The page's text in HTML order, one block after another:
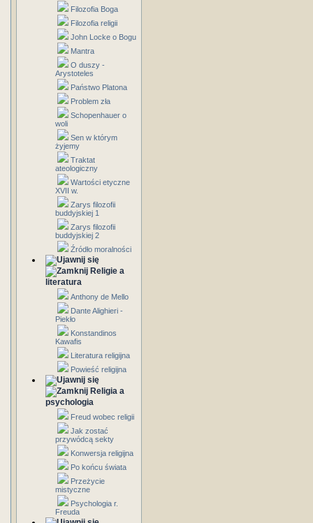
Filozofia Boga
Filozofia religii
John Locke o Bogu
Mantra
O duszy -
Arystoteles
Państwo Platona
Problem zła
Schopenhauer o
woli
Sen w którym
żyjemy
Traktat
ateologiczny
Wartości etyczne
XVII w.
Zarys filozofii
buddyjskiej 1
Zarys filozofii
buddyjskiej 2
Źródło moralności
Religie a
literatura
Anthony de Mello
Dante Alighieri -
Piekło
Konstandinos
Kawafis
Literatura religijna
Powieść religijna
Religia a
psychologia
Freud wobec religii
Jak zostać
przywódcą sekty
Konwersja religijna
Po końcu świata
Przeżycie
mistyczne
Psychologia r.
Freuda